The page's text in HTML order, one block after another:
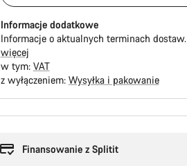
Informacje dodatkowe
Informacje o aktualnych terminach dostaw.
więcej
w tym: VAT
z wyłączeniem: Wysyłka i pakowanie
Finansowanie z Splitit